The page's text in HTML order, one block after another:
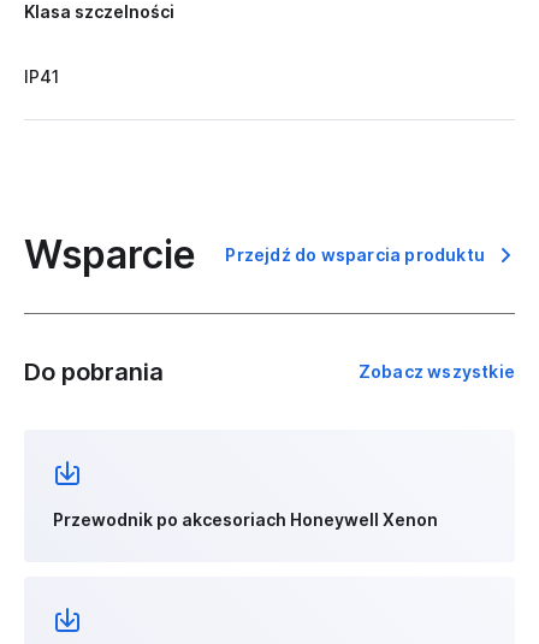
Klasa szczelności
IP41
Wsparcie Przejdź do wsparcia produktu
Do pobrania Zobacz wszystkie
Przewodnik po akcesoriach Honeywell Xenon